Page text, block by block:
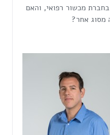
מה כולל התפקיד שלPMO בחברת מכשור רפואי, והאם